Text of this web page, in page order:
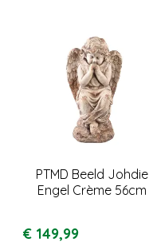
PTMD Beeld Johdie
Engel Crème 56cm
€ 149,99